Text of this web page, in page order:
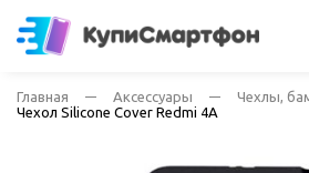
Главная Аксессуары
Чехлы,
Чехол Silicone Cover Redmi 4A